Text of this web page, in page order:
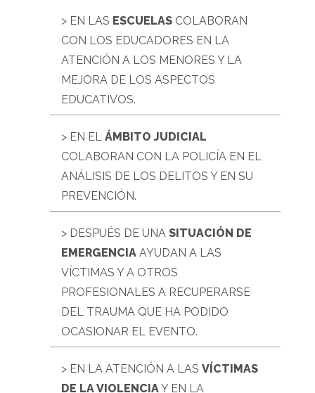
> EN LAS ESCUELAS COLABORAN
CON LOS EDUCADORES EN LA
ATENCIÓN A LOS MENORES Y LA
MEJORA DE LOS ASPECTOS
EDUCATIVOS.
> EN EL ÁMBITO JUDICIAL
COLABORAN CON LA POLICÍA EN EL
ANÁLISIS DE LOS DELITOS Y EN SU
PREVENCIÓN.
> DESPUÉS DE UNA SITUACIÓN DE
EMERGENCIA AYUDAN A LAS
VÍCTIMAS Y A OTROS
PROFESIONALES A RECUPERARSE
DEL TRAUMA QUE HA PODIDO
OCASIONAR EL EVENTO.
> EN LA ATENCIÓN A LAS VÍCTIMAS
DE LA VIOLENCIAY EN LA